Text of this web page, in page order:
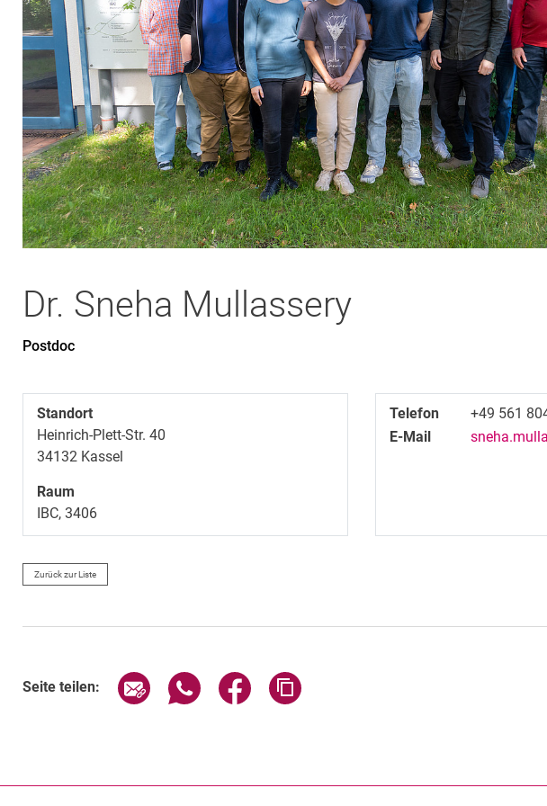
Dr. Sneha Mullassery
Postdoc
Standort
Heinrich-Plett-Str. 40
34132 Kassel
Raum
IBC, 3406
Telefon
+49 561
E-Mail
Zurück zur Liste
Seite teilen: Seite über E-Mail teilen
Seite über WhatsApp teilen (externer Link, öffnet neues
Seite über Facebook teilen (externer Link,